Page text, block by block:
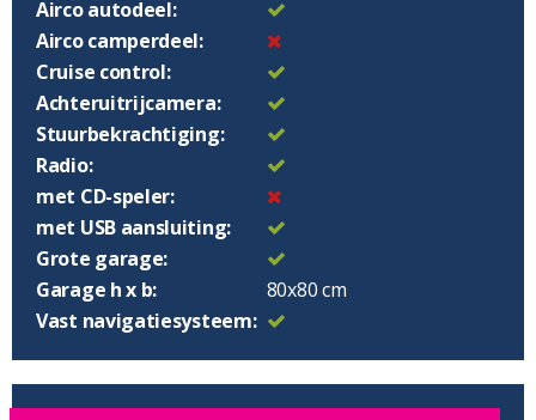
Airco autodeel:
Airco camperdeel:
Cruise control:
Achteruitrijcamera:
Stuurbekrachtiging:
Radio:
met CD-speler:
met USB aansluiting:
Grote garage:
Garage h x b:
80x80 cm
Vast navigatiesysteem: